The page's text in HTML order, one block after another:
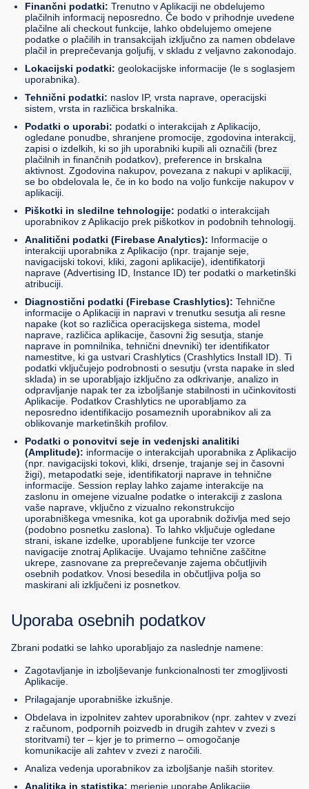
Finančni podatki: Trenutno v Aplikaciji ne obdelujemo
plačilnih informacij neposredno. Če bodo v prihodnje uvedene
plačilne ali checkout funkcije, lahko obdelujemo omejene
podatke o plačilih in transakcijah izključno za namen obdelave
plačil in preprečevanja goljufij, v skladu z veljavno zakonodajo.
Lokacijski podatki: geolokacijske informacije (le s soglasjem
uporabnika).
Tehnični podatki: naslov IP, vrsta naprave, operacijski
sistem, vrsta in različica brskalnika.
Podatki o uporabi: podatki o interakcijah z Aplikacijo,
ogledane ponudbe, shranjene promocije, zgodovina interakcij,
zapisi o izdelkih, ki so jih uporabniki kupili ali označili (brez
plačilnih in finančnih podatkov), preference in brskalna
aktivnost. Zgodovina nakupov, povezana z nakupi v aplikaciji,
se bo obdelovala le, če in ko bodo na voljo funkcije nakupov v
aplikaciji.
Piškotki in sledilne tehnologije: podatki o interakcijah
uporabnikov z Aplikacijo prek piškotkov in podobnih tehnologij.
Analitični podatki (Firebase Analytics): Informacije o
interakciji uporabnika z Aplikacijo (npr. trajanje seje,
navigacijski tokovi, kliki, zagoni aplikacije), identifikatorji
naprave (Advertising ID, Instance ID) ter podatki o marketinški
atribuciji.
Diagnostični podatki (Firebase Crashlytics): Tehnične
informacije o Aplikaciji in napravi v trenutku sesutja ali resne
napake (kot so različica operacijskega sistema, model
naprave, različica aplikacije, časovni žig sesutja, stanje
naprave in pomnilnika, tehnični dnevniki) ter identifikator
namestitve, ki ga ustvari Crashlytics (Crashlytics Install ID). Ti
podatki vključujejo podrobnosti o sesutju (vrsta napake in sled
sklada) in se uporabljajo izključno za odkrivanje, analizo in
odpravljanje napak ter za izboljšanje stabilnosti in učinkovitosti
Aplikacije. Podatkov Crashlytics ne uporabljamo za
neposredno identifikacijo posameznih uporabnikov ali za
oblikovanje marketinških profilov.
Podatki o ponovitvi seje in vedenjski analitiki
(Amplitude): informacije o interakcijah uporabnika z Aplikacijo
(npr. navigacijski tokovi, kliki, drsenje, trajanje sej in časovni
žigi), metapodatki seje, identifikatorji naprave in tehnične
informacije. Session replay lahko zajame interakcije na
zaslonu in omejene vizualne podatke o interakciji z zaslona
vaše naprave, vključno z vizualno rekonstrukcijo
uporabniškega vmesnika, kot ga uporabnik doživlja med sejo
(podobno posnetku zaslona). To lahko vključuje ogledane
strani, iskane izdelke, uporabljene funkcije ter vzorce
navigacije znotraj Aplikacije. Uvajamo tehnične zaščitne
ukrepe, zasnovane za preprečevanje zajema občutljivih
osebnih podatkov. Vnosi besedila in občutljiva polja so
maskirani ali izključeni iz posnetkov.
Uporaba osebnih podatkov
Zbrani podatki se lahko uporabljajo za naslednje namene:
Zagotavljanje in izboljševanje funkcionalnosti ter zmogljivosti
Aplikacije.
Prilagajanje uporabniške izkušnje.
Obdelava in izpolnitev zahtev uporabnikov (npr. zahtev v zvezi
z računom, podpornih poizvedb in drugih zahtev v zvezi s
storitvami) ter – kjer je to primerno – omogočanje
komunikacije ali zahtev v zvezi z naročili.
Analiza vedenja uporabnikov za izboljšanje naših storitev.
Analitika in statistika: merjenje uporabe Aplikacije,